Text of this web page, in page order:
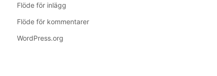
Flöde för inlägg
Flöde för kommentarer
WordPress.org